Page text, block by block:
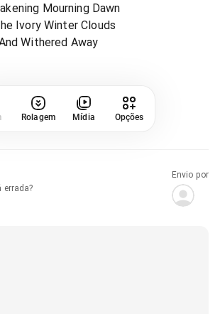
Mourning Dawn
Ivory Winter Clouds
Withered Away
Rolagem Mídia Opções
Envio por